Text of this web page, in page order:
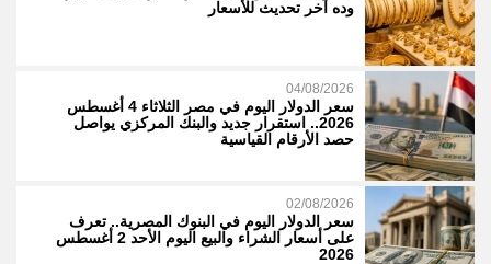
وده آخر تحديث للأسعار
04/08/2026
سعر الدولار اليوم في مصر الثلاثاء 4 أغسطس
2026.. استقرار جديد والبنك المركزي يواصل
حصد الأرقام القياسية
02/08/2026
سعر الدولار اليوم في البنوك المصرية.. تعرف
على أسعار الشراء والبيع اليوم الأحد 2 أغسطس
2026